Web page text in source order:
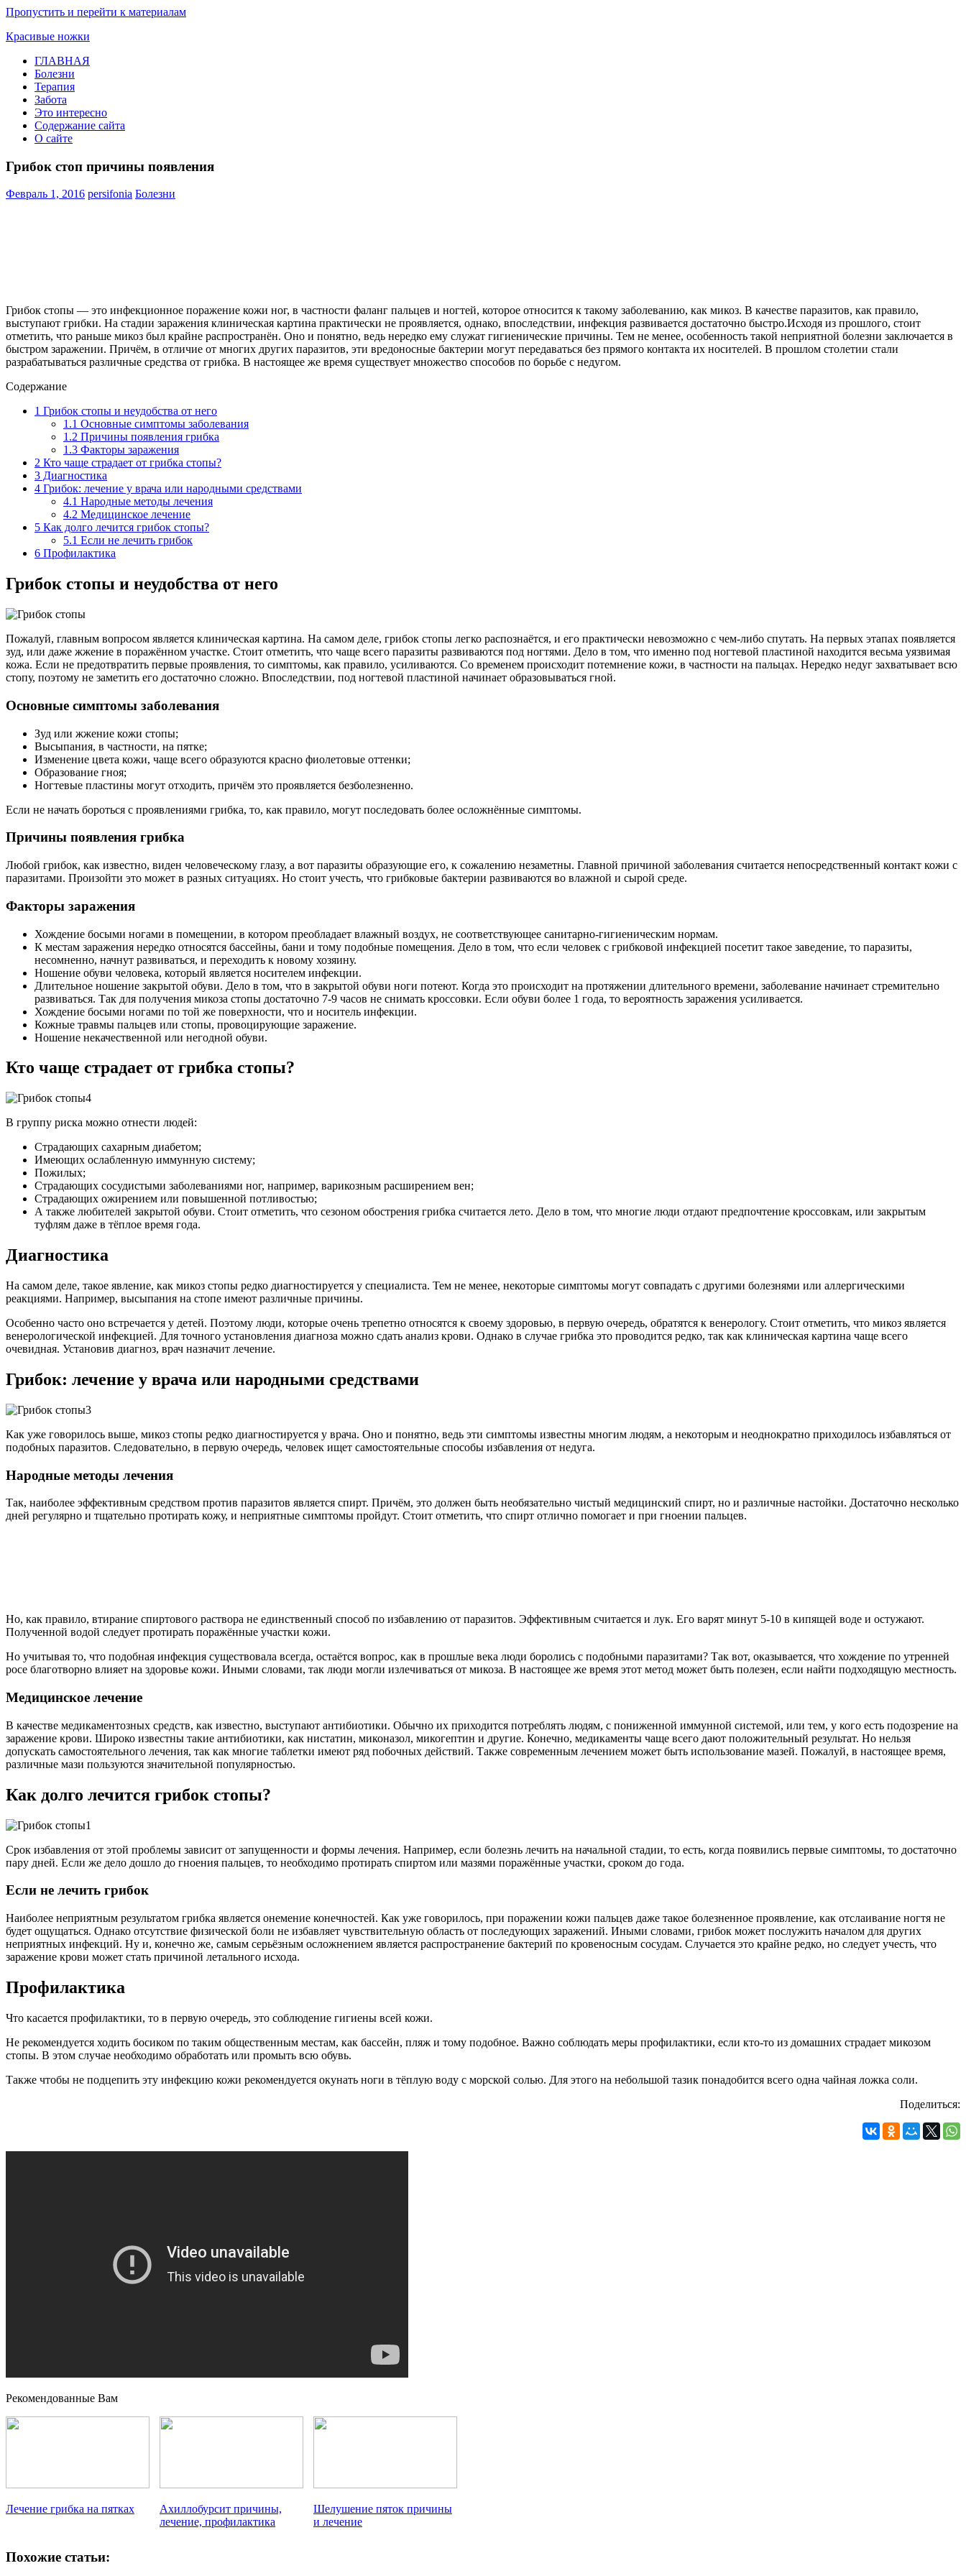
Пропустить и перейти к материалам
Красивые ножки
ГЛАВНАЯ
Болезни
Терапия
Забота
Это интересно
Содержание сайта
О сайте
Грибок стоп причины появления
Февраль 1, 2016 persifonia Болезни
Грибок стопы — это инфекционное поражение кожи ног, в частности фаланг пальцев и ногтей, которое относится к такому заболеванию, как микоз. В качестве паразитов, как правило,
выступают грибки. На стадии заражения клиническая картина практически не проявляется, однако, впоследствии, инфекция развивается достаточно быстро.Исходя из прошлого, стоит
отметить, что раньше микоз был крайне распространён. Оно и понятно, ведь нередко ему служат гигиенические причины. Тем не менее, особенность такой неприятной болезни заключается в
быстром заражении. Причём, в отличие от многих других паразитов, эти вредоносные бактерии могут передаваться без прямого контакта их носителей. В прошлом столетии стали
разрабатываться различные средства от грибка. В настоящее же время существует множество способов по борьбе с недугом.
Содержание
1 Грибок стопы и неудобства от него
1.1 Основные симптомы заболевания
1.2 Причины появления грибка
1.3 Факторы заражения
2 Кто чаще страдает от грибка стопы?
3 Диагностика
4 Грибок: лечение у врача или народными средствами
4.1 Народные методы лечения
4.2 Медицинское лечение
5 Как долго лечится грибок стопы?
5.1 Если не лечить грибок
6 Профилактика
Грибок стопы и неудобства от него
Пожалуй, главным вопросом является клиническая картина. На самом деле, грибок стопы легко распознаётся, и его практически невозможно с чем-либо спутать. На первых этапах появляется
зуд, или даже жжение в поражённом участке. Стоит отметить, что чаще всего паразиты развиваются под ногтями. Дело в том, что именно под ногтевой пластиной находится весьма уязвимая
кожа. Если не предотвратить первые проявления, то симптомы, как правило, усиливаются. Со временем происходит потемнение кожи, в частности на пальцах. Нередко недуг захватывает всю
стопу, поэтому не заметить его достаточно сложно. Впоследствии, под ногтевой пластиной начинает образовываться гной.
Основные симптомы заболевания
Зуд или жжение кожи стопы;
Высыпания, в частности, на пятке;
Изменение цвета кожи, чаще всего образуются красно фиолетовые оттенки;
Образование гноя;
Ногтевые пластины могут отходить, причём это проявляется безболезненно.
Если не начать бороться с проявлениями грибка, то, как правило, могут последовать более осложнённые симптомы.
Причины появления грибка
Любой грибок, как известно, виден человеческому глазу, а вот паразиты образующие его, к сожалению незаметны. Главной причиной заболевания считается непосредственный контакт кожи с
паразитами. Произойти это может в разных ситуациях. Но стоит учесть, что грибковые бактерии развиваются во влажной и сырой среде.
Факторы заражения
Хождение босыми ногами в помещении, в котором преобладает влажный воздух, не соответствующее санитарно-гигиеническим нормам.
К местам заражения нередко относятся бассейны, бани и тому подобные помещения. Дело в том, что если человек с грибковой инфекцией посетит такое заведение, то паразиты,
несомненно, начнут развиваться, и переходить к новому хозяину.
Ношение обуви человека, который является носителем инфекции.
Длительное ношение закрытой обуви. Дело в том, что в закрытой обуви ноги потеют. Когда это происходит на протяжении длительного времени, заболевание начинает стремительно
развиваться. Так для получения микоза стопы достаточно 7-9 часов не снимать кроссовки. Если обуви более 1 года, то вероятность заражения усиливается.
Хождение босыми ногами по той же поверхности, что и носитель инфекции.
Кожные травмы пальцев или стопы, провоцирующие заражение.
Ношение некачественной или негодной обуви.
Кто чаще страдает от грибка стопы?
В группу риска можно отнести людей:
Страдающих сахарным диабетом;
Имеющих ослабленную иммунную систему;
Пожилых;
Страдающих сосудистыми заболеваниями ног, например, варикозным расширением вен;
Страдающих ожирением или повышенной потливостью;
А также любителей закрытой обуви. Стоит отметить, что сезоном обострения грибка считается лето. Дело в том, что многие люди отдают предпочтение кроссовкам, или закрытым
туфлям даже в тёплое время года.
Диагностика
На самом деле, такое явление, как микоз стопы редко диагностируется у специалиста. Тем не менее, некоторые симптомы могут совпадать с другими болезнями или аллергическими
реакциями. Например, высыпания на стопе имеют различные причины.
Особенно часто оно встречается у детей. Поэтому люди, которые очень трепетно относятся к своему здоровью, в первую очередь, обратятся к венерологу. Стоит отметить, что микоз является
венерологической инфекцией. Для точного установления диагноза можно сдать анализ крови. Однако в случае грибка это проводится редко, так как клиническая картина чаще всего
очевидная. Установив диагноз, врач назначит лечение.
Грибок: лечение у врача или народными средствами
Как уже говорилось выше, микоз стопы редко диагностируется у врача. Оно и понятно, ведь эти симптомы известны многим людям, а некоторым и неоднократно приходилось избавляться от
подобных паразитов. Следовательно, в первую очередь, человек ищет самостоятельные способы избавления от недуга.
Народные методы лечения
Так, наиболее эффективным средством против паразитов является спирт. Причём, это должен быть необязательно чистый медицинский спирт, но и различные настойки. Достаточно несколько
дней регулярно и тщательно протирать кожу, и неприятные симптомы пройдут. Стоит отметить, что спирт отлично помогает и при гноении пальцев.
Но, как правило, втирание спиртового раствора не единственный способ по избавлению от паразитов. Эффективным считается и лук. Его варят минут 5-10 в кипящей воде и остужают.
Полученной водой следует протирать поражённые участки кожи.
Но учитывая то, что подобная инфекция существовала всегда, остаётся вопрос, как в прошлые века люди боролись с подобными паразитами? Так вот, оказывается, что хождение по утренней
росе благотворно влияет на здоровье кожи. Иными словами, так люди могли излечиваться от микоза. В настоящее же время этот метод может быть полезен, если найти подходящую местность.
Медицинское лечение
В качестве медикаментозных средств, как известно, выступают антибиотики. Обычно их приходится потреблять людям, с пониженной иммунной системой, или тем, у кого есть подозрение на
заражение крови. Широко известны такие антибиотики, как нистатин, миконазол, микогептин и другие. Конечно, медикаменты чаще всего дают положительный результат. Но нельзя
допускать самостоятельного лечения, так как многие таблетки имеют ряд побочных действий. Также современным лечением может быть использование мазей. Пожалуй, в настоящее время,
различные мази пользуются значительной популярностью.
Как долго лечится грибок стопы?
Срок избавления от этой проблемы зависит от запущенности и формы лечения. Например, если болезнь лечить на начальной стадии, то есть, когда появились первые симптомы, то достаточно
пару дней. Если же дело дошло до гноения пальцев, то необходимо протирать спиртом или мазями поражённые участки, сроком до года.
Если не лечить грибок
Наиболее неприятным результатом грибка является онемение конечностей. Как уже говорилось, при поражении кожи пальцев даже такое болезненное проявление, как отслаивание ногтя не
будет ощущаться. Однако отсутствие физической боли не избавляет чувствительную область от последующих заражений. Иными словами, грибок может послужить началом для других
неприятных инфекций. Ну и, конечно же, самым серьёзным осложнением является распространение бактерий по кровеносным сосудам. Случается это крайне редко, но следует учесть, что
заражение крови может стать причиной летального исхода.
Профилактика
Что касается профилактики, то в первую очередь, это соблюдение гигиены всей кожи.
Не рекомендуется ходить босиком по таким общественным местам, как бассейн, пляж и тому подобное. Важно соблюдать меры профилактики, если кто-то из домашних страдает микозом
стопы. В этом случае необходимо обработать или промыть всю обувь.
Также чтобы не подцепить эту инфекцию кожи рекомендуется окунать ноги в тёплую воду с морской солью. Для этого на небольшой тазик понадобится всего одна чайная ложка соли.
Поделиться:
Рекомендованные Вам
Лечение грибка на пятках
Ахиллобурсит причины,
лечение, профилактика
Шелушение пяток причины
и лечение
Похожие статьи: